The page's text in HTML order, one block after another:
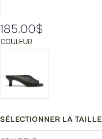
185.00$
COULEUR
SÉLECTIONNER LA TAILLE